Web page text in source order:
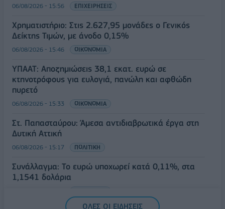
06/08/2026 - 15:56 ΕΠΙΧΕΙΡΗΣΕΙΣ
Χρηματιστήριο: Στις 2.627,95 μονάδες ο Γενικός
Δείκτης Τιμών, με άνοδο 0,15%
06/08/2026 - 15:46 ΟΙΚΟΝΟΜΙΑ
ΥΠΑΑΤ: Αποζημιώσεις 38,1 εκατ. ευρώ σε
κτηνοτρόφους για ευλογιά, πανώλη και αφθώδη
πυρετό
06/08/2026 - 15:33 ΟΙΚΟΝΟΜΙΑ
Στ. Παπασταύρου: Άμεσα αντιδιαβρωτικά έργα στη
Δυτική Αττική
06/08/2026 - 15:17 ΠΟΛΙΤΙΚΗ
Συνάλλαγμα: Το ευρώ υποχωρεί κατά 0,11%, στα
1,1541 δολάρια
ΟΛΕΣ ΟΙ ΕΙΔΗΣΕΙΣ